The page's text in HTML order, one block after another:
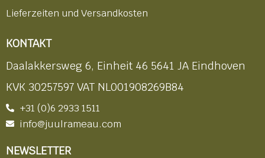
Lieferzeiten und Versandkosten
KONTAKT
Daalakkersweg 6, Einheit 46 5641 JA Eindhoven
KVK 30257597 VAT NL001908269B84
+31 (0)6 2933 1511
info@juulrameau.com
NEWSLETTER